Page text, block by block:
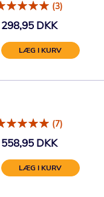
(3)
298,95 DKK
LÆG I KURV
(7)
558,95 DKK
LÆG I KURV